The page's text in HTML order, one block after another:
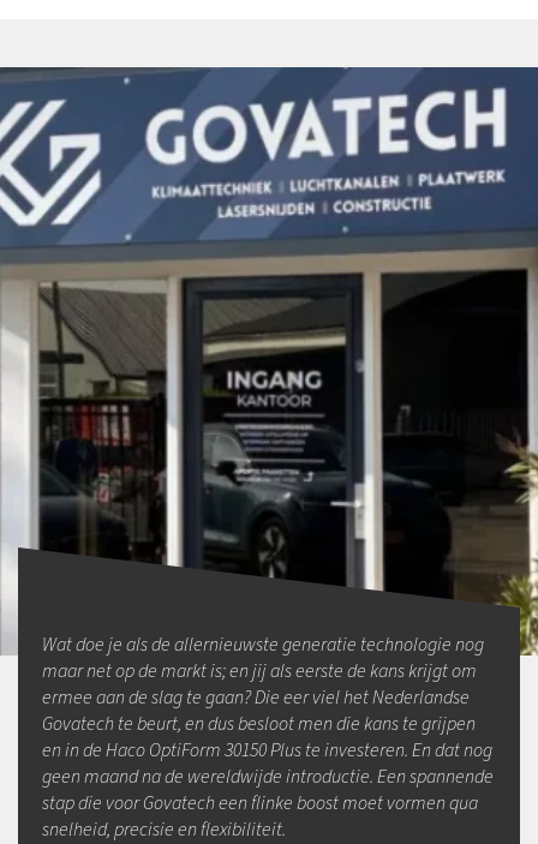
Wat doe je als de allernieuwste generatie technologie nog
maar net op de markt is; en jij als eerste de kans krijgt om
ermee aan de slag te gaan? Die eer viel het Nederlandse
Govatech te beurt, en dus besloot men die kans te grijpen
en in de Haco OptiForm 30150 Plus te investeren. En dat nog
geen maand na de wereldwijde introductie. Een spannende
stap die voor Govatech een flinke boost moet vormen qua
snelheid, precisie en flexibiliteit.